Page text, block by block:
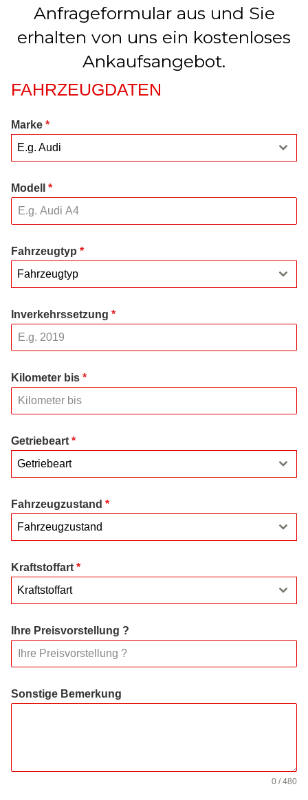
Anfrageformular aus und Sie
erhalten von uns ein kostenloses
Ankaufsangebot.
FAHRZEUGDATEN
Marke *
E.g. Audi
Modell *
Fahrzeugtyp *
Fahrzeugtyp
Inverkehrssetzung *
Kilometer bis *
Getriebeart *
Getriebeart
Fahrzeugzustand *
Fahrzeugzustand
Kraftstoffart *
Kraftstoffart
Ihre Preisvorstellung ?
Sonstige Bemerkung
0 / 480